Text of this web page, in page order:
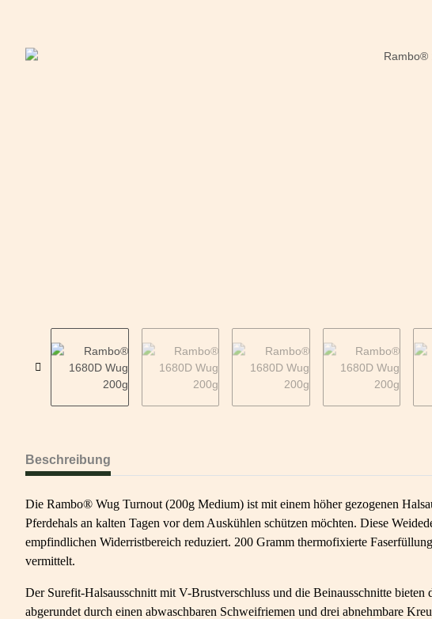
Beschreibung
Die Rambo® Wug Turnout (200g Medium) ist mit einem höher gezogenen
Pferdehals an kalten Tagen vor dem Auskühlen schützen möchten. Diese
empfindlichen Widerristbereich reduziert. 200 Gramm thermofixierte
vermittelt.
Der Surefit-Halsausschnitt mit V-Brustverschluss und die Beinausschnitte
abgerundet durch einen abwaschbaren Schweifriemen und drei abnehmbare